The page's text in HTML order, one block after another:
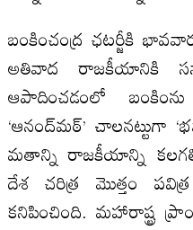
బంకించంద్ర ఛటర్జీకి
అతివాద రాజకీయానికి
ఆపాదించడంలో
‘ఆనంద్‌మఠ్‌’ చాలనట్టుగా
మతాన్ని రాజకీయాన్ని
దేశ చరిత్ర మొత్తం
కనిపించింది. మహారాష్ట్ర